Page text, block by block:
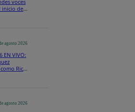
voces
inicio de
agosto 2026
EN VIVO:
Ricky
agosto 2026